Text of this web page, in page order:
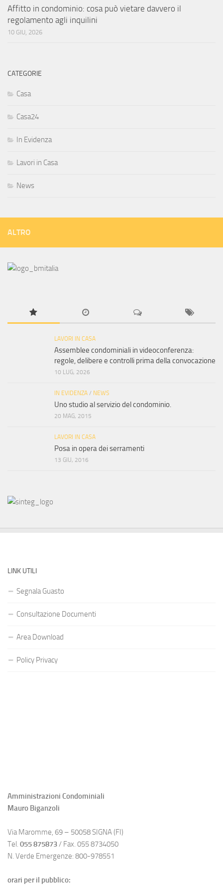
Affitto in condominio: cosa può vietare davvero il
regolamento agli inquilini
10 GIU, 2026
CATEGORIE
Casa
Casa24
In Evidenza
Lavori in Casa
News
ALTRO
LAVORI IN CASA
Assemblee condominiali in videoconferenza:
regole, delibere e controlli prima della convocazione
10 LUG, 2026
IN EVIDENZA / NEWS
Uno studio al servizio del condominio.
20 MAG, 2015
LAVORI IN CASA
Posa in opera dei serramenti
13 GIU, 2016
LINK UTILI
Segnala Guasto
Consultazione Documenti
Area Download
Policy Privacy
Amministrazioni Condominiali
Mauro Biganzoli
Via Maromme, 69 – 50058 SIGNA (FI)
Tel. 055 875873/ Fax. 055 8734050
N. Verde Emergenze: 800-978551
orari per il pubblico: